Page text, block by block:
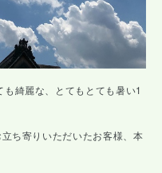
も綺麗な、とてもとても暑い1
ち寄りいただいたお客様、本